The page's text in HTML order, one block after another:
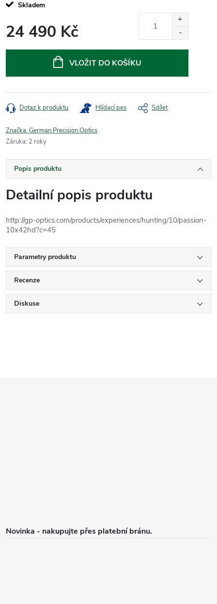
Skladem
24 490 Kč
VLOŽIT DO KOŠÍKU
Dotaz k produktu Hlídací pes Sdílet
Značka:German Precision Optics
Záruka: 2 roky
Popis produktu
Detailní popis produktu
http://gp-optics.com/products/experiences/hunting/10/passion-
10x42hd?c=45
Parametry produktu
Recenze
Diskuse
Novinka - nakupujte přes platební bránu.